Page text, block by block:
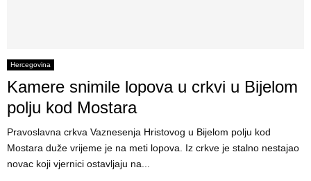
Hercegovina
Kamere snimile lopova u crkvi u Bijelom
polju kod Mostara
Pravoslavna crkva Vaznesenja Hristovog u Bijelom polju kod
Mostara duže vrijeme je na meti lopova. Iz crkve je stalno nestajao
novac koji vjernici ostavljaju na...